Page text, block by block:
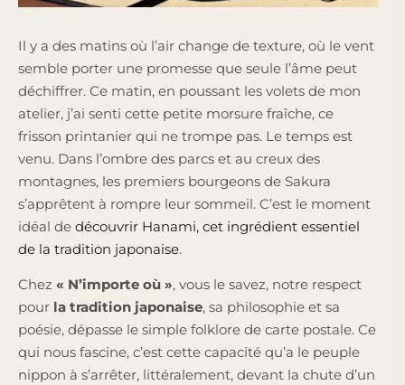
Il y a des matins où l’air change de texture, où le vent
semble porter une promesse que seule l’âme peut
déchiffrer. Ce matin, en poussant les volets de mon
atelier, j’ai senti cette petite morsure fraîche, ce
frisson printanier qui ne trompe pas. Le temps est
venu. Dans l’ombre des parcs et au creux des
montagnes, les premiers bourgeons de Sakura
s’apprêtent à rompre leur sommeil. C’est le moment
idéal de découvrir Hanami, cet ingrédient essentiel
de la tradition japonaise.
Chez « N’importe où », vous le savez, notre respect
pour la tradition japonaise, sa philosophie et sa
poésie, dépasse le simple folklore de carte postale. Ce
qui nous fascine, c’est cette capacité qu’a le peuple
nippon à s’arrêter, littéralement, devant la chute d’un